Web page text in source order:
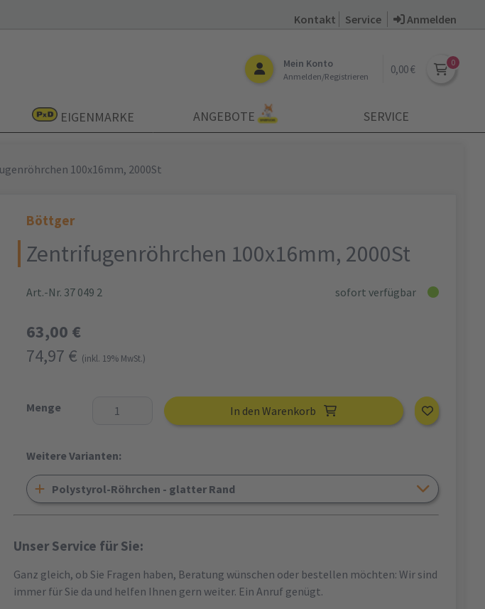
Kontakt Service Anmelden
Mein Konto
Anmelden/Registrieren
0,00 €
EIGENMARKE ANGEBOTE SERVICE
100x16mm, 2000St
Böttger
Zentrifugenröhrchen 100x16mm, 2000St
Art.-Nr. 37 049 2 sofort verfügbar
63,00 €
74,97 € (inkl. 19% MwSt.)
Menge In den Warenkorb
Weitere Varianten:
Polystyrol-Röhrchen - glatter Rand
Unser Service für Sie:
Ganz gleich, ob Sie Fragen haben, Beratung wünschen oder bestellen möchten: Wir sind
immer für Sie da und helfen Ihnen gern weiter. Ein Anruf genügt.